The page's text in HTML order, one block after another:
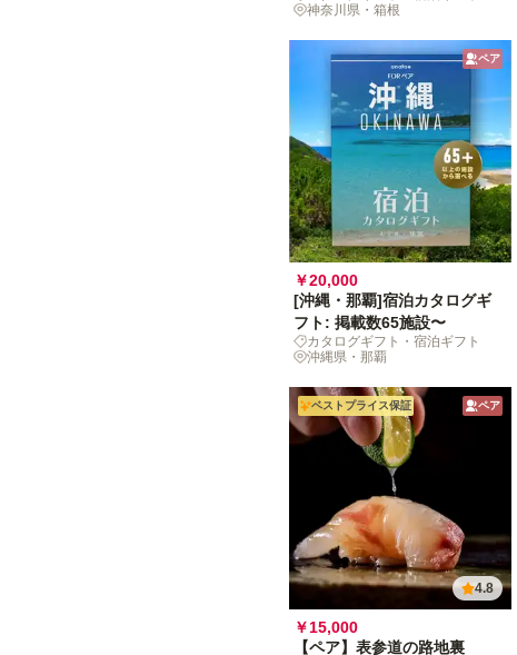
神奈川県・箱根
ペア
￥20,000
[沖縄・那覇]宿泊カタログギ
フト: 掲載数65施設〜
カタログギフト・宿泊ギフト
沖縄県・那覇
ベストプライス保証 ペア
4.8
￥15,000
【ペア】表参道の路地裏